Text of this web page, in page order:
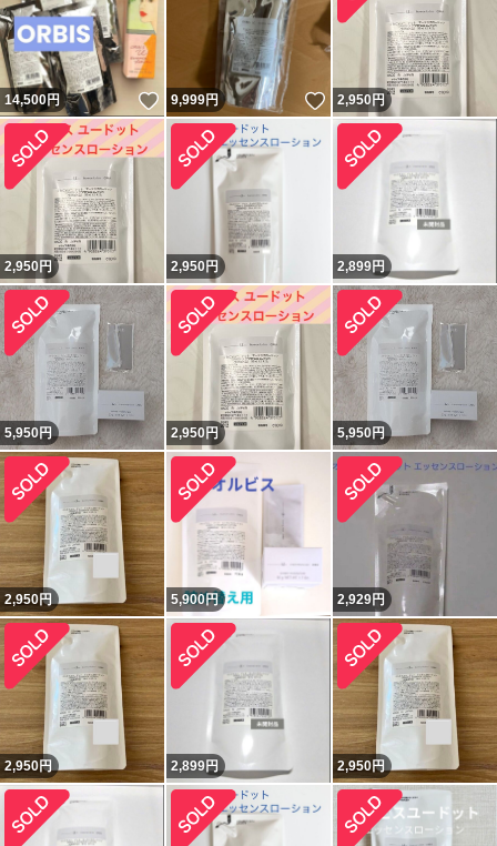
14,500円 いいね！
9,999円 いいね！
2,950 円
2,950 円 2,950円 2,899円
5,950円 2,950 円 5,950円
2,950円 5,900円 2,929円
2,950円 2,899円 2,950円